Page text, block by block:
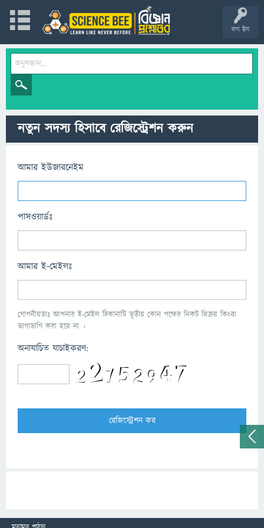
লগ ইন
নতুন সদস্য হিসাবে রেজিস্ট্রেশন করুন
আমার ইউজারনেইম
পাসওয়ার্ডঃ
আমার ই-মেইলঃ
গোপনীয়তাঃ আপনার ই-মেইল ঠিকানাটি তৃতীয় কোন পক্ষের নিকট বিক্রয় কিংবা
ভাগাভাগি করা হবে না ।
অনাযাচিত যাচাইকরণ: